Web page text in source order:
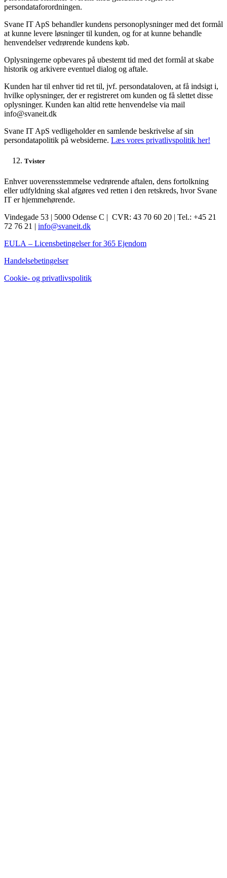
persondataforordningen.
Svane IT ApS behandler kundens personoplysninger med det formål
at kunne levere løsninger til kunden, og for at kunne behandle
henvendelser vedrørende kundens køb.
Oplysningerne opbevares på ubestemt tid med det formål at skabe
historik og arkivere eventuel dialog og aftale.
Kunden har til enhver tid ret til, jvf. persondataloven, at få indsigt i,
hvilke oplysninger, der er registreret om kunden og få slettet disse
oplysninger. Kunden kan altid rette henvendelse via mail
info@svaneit.dk
Svane IT ApS vedligeholder en samlende beskrivelse af sin
persondatapolitik på websiderne. Læs vores privatlivspolitik her!
Tvister
Enhver uoverensstemmelse vedrørende aftalen, dens fortolkning
eller udfyldning skal afgøres ved retten i den retskreds, hvor Svane
IT er hjemmehørende.
Vindegade 53 | 5000 Odense C | CVR: 43 70 60 20 | Tel.: +45 21
72 76 21 | info@svaneit.dk
EULA – Licensbetingelser for 365 Ejendom
Handelsebetingelser
Cookie- og privatlivspolitik